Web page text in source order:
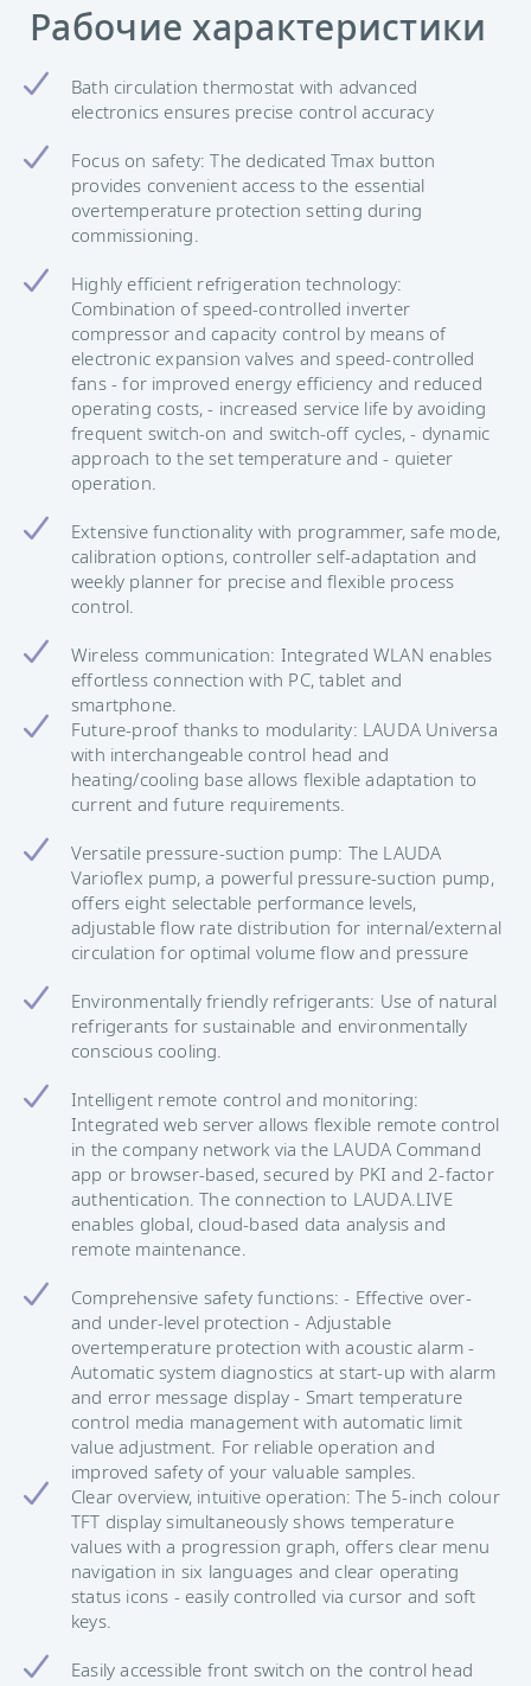
Рабочие характеристики
Bath circulation thermostat with advanced
electronics ensures precise control accuracy
Focus on safety: The dedicated Tmax button
provides convenient access to the essential
overtemperature protection setting during
commissioning.
Highly efficient refrigeration technology:
Combination of speed-controlled inverter
compressor and capacity control by means of
electronic expansion valves and speed-controlled
fans - for improved energy efficiency and reduced
operating costs, - increased service life by avoiding
frequent switch-on and switch-off cycles, - dynamic
approach to the set temperature and - quieter
operation.
Extensive functionality with programmer, safe mode,
calibration options, controller self-adaptation and
weekly planner for precise and flexible process
control.
Wireless communication: Integrated WLAN enables
effortless connection with PC, tablet and
smartphone.
Future-proof thanks to modularity: LAUDA Universa
with interchangeable control head and
heating/cooling base allows flexible adaptation to
current and future requirements.
Versatile pressure-suction pump: The LAUDA
Varioflex pump, a powerful pressure-suction pump,
offers eight selectable performance levels,
adjustable flow rate distribution for internal/external
circulation for optimal volume flow and pressure
Environmentally friendly refrigerants: Use of natural
refrigerants for sustainable and environmentally
conscious cooling.
Intelligent remote control and monitoring:
Integrated web server allows flexible remote control
in the company network via the LAUDA Command
app or browser-based, secured by PKI and 2-factor
authentication. The connection to LAUDA.LIVE
enables global, cloud-based data analysis and
remote maintenance.
Comprehensive safety functions: - Effective over-
and under-level protection - Adjustable
overtemperature protection with acoustic alarm -
Automatic system diagnostics at start-up with alarm
and error message display - Smart temperature
control media management with automatic limit
value adjustment. For reliable operation and
improved safety of your valuable samples.
Clear overview, intuitive operation: The 5-inch colour
TFT display simultaneously shows temperature
values with a progression graph, offers clear menu
navigation in six languages and clear operating
status icons - easily controlled via cursor and soft
keys.
Easily accessible front switch on the control head